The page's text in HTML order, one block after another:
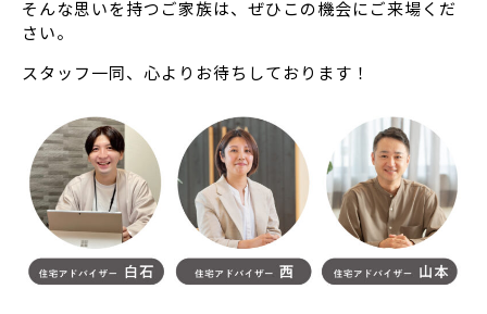
そんな思いを持つご家族は、ぜひこの機会にご来場くだ
さい。
スタッフ一同、心よりお待ちしております！